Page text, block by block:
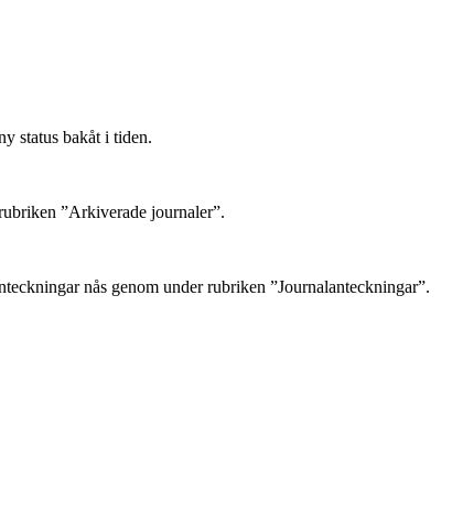
status bakåt i tiden.
”Arkiverade journaler”.
nås genom under rubriken ”Journalanteckningar”.